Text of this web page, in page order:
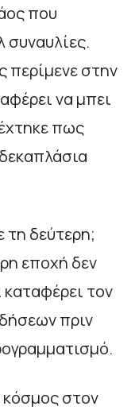
που
συναυλίες.
περίμενε στην
να μπει
πως
τη δεύτερη;
εποχή δεν
τον
πριν
κόσμος στον